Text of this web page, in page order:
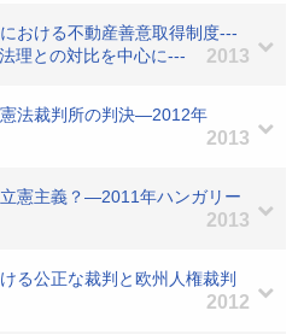
おける不動産善意取得制度---
理との対比を中心に---
2013
法裁判所の判決―2012年
2013
憲主義？―2011年ハンガリー
2013
る公正な裁判と欧州人権裁判
2012